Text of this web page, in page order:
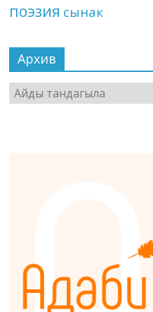
поэзия сынак
Архив
Архив